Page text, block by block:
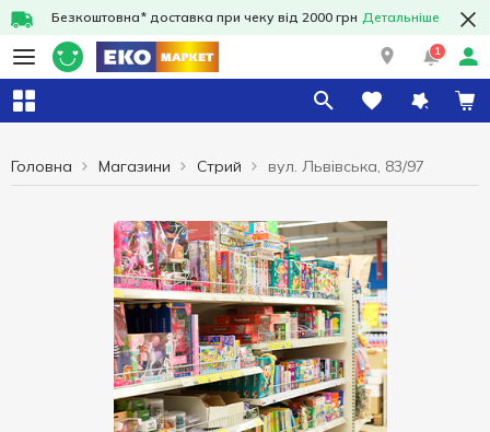
Безкоштовна* доставка при чеку від 2000 грн Детальніше
1
Головна Магазини Стрий вул. Львівська, 83/97